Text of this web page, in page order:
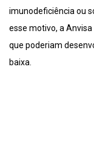
imunodeficiência ou
esse motivo, a
que poderiam
baixa.